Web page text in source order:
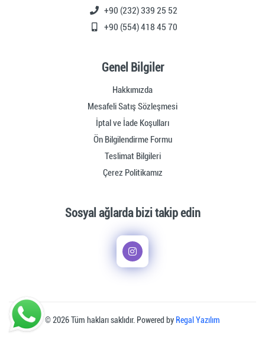
+90 (232) 339 25 52
+90 (554) 418 45 70
Genel Bilgiler
Hakkımızda
Mesafeli Satış Sözleşmesi
İptal ve İade Koşulları
Ön Bilgilendirme Formu
Teslimat Bilgileri
Çerez Politikamız
Sosyal ağlarda bizi takip edin
© 2026 Tüm hakları saklıdır. Powered by Regal Yazılım